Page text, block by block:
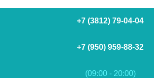
+7 (3812) 79-04-04
+7 (950) 959-88-32
(09:00 - 20:00)